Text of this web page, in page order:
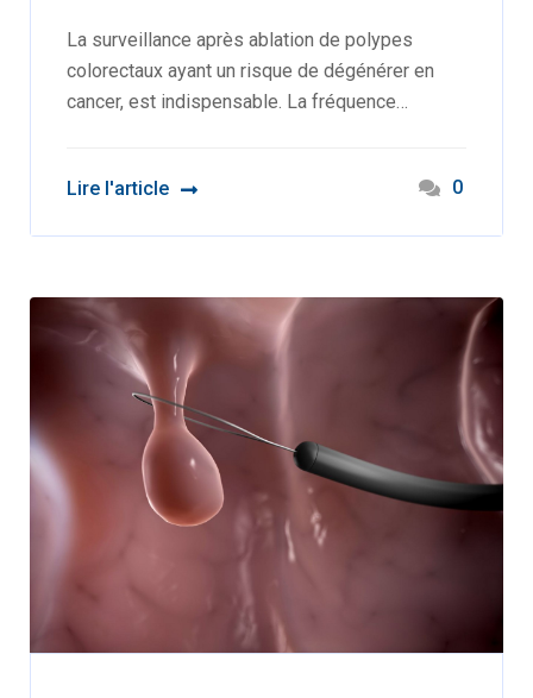
La surveillance après ablation de polypes
colorectaux ayant un risque de dégénérer en
cancer, est indispensable. La fréquence…
Lire l'article 0